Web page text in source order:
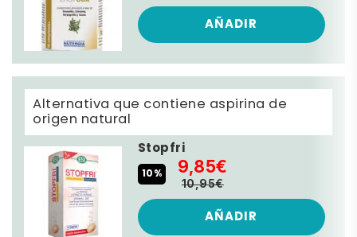
AÑADIR
Alternativa que contiene aspirina de
origen natural
Stopfri
10% 9,85€
10,95€
AÑADIR